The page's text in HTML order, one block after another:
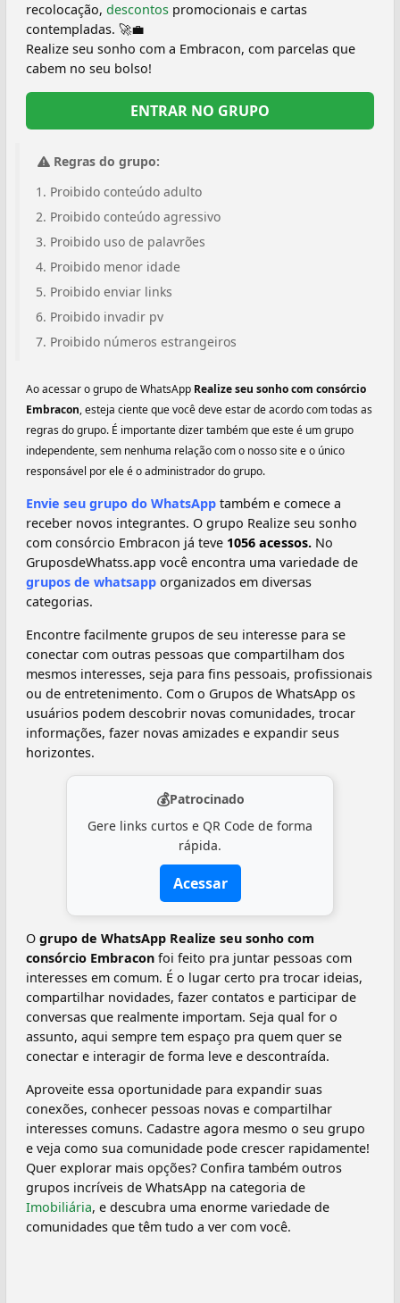
recolocação, descontos promocionais e cartas
contempladas. 🚀💼
Realize seu sonho com a Embracon, com parcelas que
cabem no seu bolso!
ENTRAR NO GRUPO
Regras do grupo:
Proibido conteúdo adulto
Proibido conteúdo agressivo
Proibido uso de palavrões
Proibido menor idade
Proibido enviar links
Proibido invadir pv
Proibido números estrangeiros
Ao acessar o grupo de WhatsApp Realize seu sonho com consórcio
Embracon, esteja ciente que você deve estar de acordo com todas as
regras do grupo. É importante dizer também que este é um grupo
independente, sem nenhuma relação com o nosso site e o único
responsável por ele é o administrador do grupo.
Envie seu grupo do WhatsApp também e comece a
receber novos integrantes. O grupo Realize seu sonho
com consórcio Embracon já teve 1056 acessos. No
GruposdeWhatss.app você encontra uma variedade de
grupos de whatsapp organizados em diversas
categorias.
Encontre facilmente grupos de seu interesse para se
conectar com outras pessoas que compartilham dos
mesmos interesses, seja para fins pessoais, profissionais
ou de entretenimento. Com o Grupos de WhatsApp os
usuários podem descobrir novas comunidades, trocar
informações, fazer novas amizades e expandir seus
horizontes.
💰Patrocinado
Gere links curtos e QR Code de forma
rápida.
Acessar
O grupo de WhatsApp Realize seu sonho com
consórcio Embracon foi feito pra juntar pessoas com
interesses em comum. É o lugar certo pra trocar ideias,
compartilhar novidades, fazer contatos e participar de
conversas que realmente importam. Seja qual for o
assunto, aqui sempre tem espaço pra quem quer se
conectar e interagir de forma leve e descontraída.
Aproveite essa oportunidade para expandir suas
conexões, conhecer pessoas novas e compartilhar
interesses comuns. Cadastre agora mesmo o seu grupo
e veja como sua comunidade pode crescer rapidamente!
Quer explorar mais opções? Confira também outros
grupos incríveis de WhatsApp na categoria de
Imobiliária, e descubra uma enorme variedade de
comunidades que têm tudo a ver com você.